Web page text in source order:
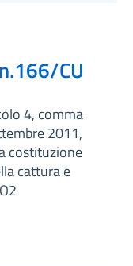
CU
4, comma
2011,
costituzione
cattura e